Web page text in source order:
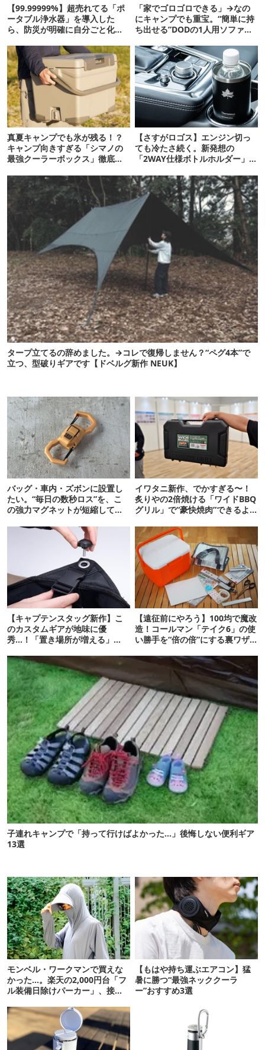
【99.99999%】超売れてる「ポ
ータブル浄水器」を導入した
ら、防災が明確に自分ごと化し
「家でゴロゴロできる」→なの
にキャンプでも重宝。“簡単に持
ち出せる”DODの1人用ソファが
真夏キャンプでも氷が残る！？
キャンプ向きすぎる「シマノの
最強クーラーボックス」徹底解
【さすがロゴス】エンジン切っ
ても冷たさ続く。新発想の
「2WAY仕様ボトルホルダー」が
タープ立てるの辞めました。→コレで復帰しません？“ペグ4本”で
立つ、型破りギアです【ドベルグ新作 NEUK】
バッグ・車内・ズボンに設置し
たい。“毎日の数秒ロス”を、こ
の強力マグネットが短縮してく
イワタニ新作、でかすぎる〜！
炙りやの2倍焼ける「ワイドBBQ
グリル」で“豪快焼肉”できるよ
【キャプテンスタッグ新作】こ
のカスタムギアが地味に優
秀…！「置き場所が増える」
【遠征前にやろう】100均で魔改
造！コールマン「テイク6」の使
い勝手を“倍の倍”にする裏ワザ6
子連れキャンプで「持って行けばよかった…」後悔しない便利ギア
13選
モンベル・ワークマンで買えな
かった…。楽天の2,000円台「フ
ル装備日除けパーカー」、接触
【もはや持ち運ぶエアコン】猛
暑に勝つ“最強ネッククーラ
ー”おすすめ3選